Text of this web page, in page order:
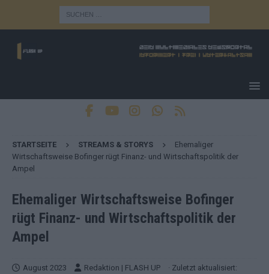
STARTSEITE STREAMS & STORYS
Ehemaliger
Wirtschaftsweise Bofinger rügt Finanz- und Wirtschaftspolitik der
Ampel
Ehemaliger Wirtschaftsweise Bofinger
rügt Finanz- und Wirtschaftspolitik der
Ampel
August 2023 Redaktion | FLASH UP
· Zuletzt aktualisiert: